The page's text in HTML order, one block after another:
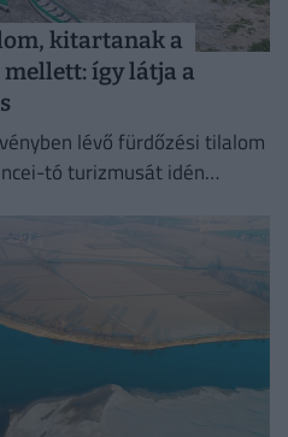
kitartanak a
így látja a
lévő fürdőzési tilalom
tó turizmusát idén